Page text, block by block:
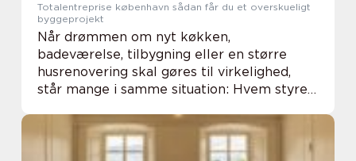
Totalentreprise københavn sådan får du et overskueligt
byggeprojekt
Når drømmen om nyt køkken,
badeværelse, tilbygning eller en større
husrenovering skal gøres til virkelighed,
står mange i samme situation: Hvem styrer
Her er totalentreprise København blevet
en populær løsning, ...